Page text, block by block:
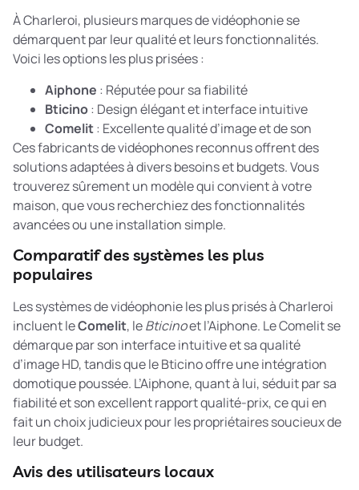
À Charleroi, plusieurs marques de vidéophonie se
démarquent par leur qualité et leurs fonctionnalités.
Voici les options les plus prisées :
Aiphone : Réputée pour sa fiabilité
Bticino: Design élégant et interface intuitive
Comelit: Excellente qualité d’image et de son
Cesfabricants de vidéophones reconnusoffrent des
solutions adaptées à divers besoins et budgets. Vous
trouverez sûrement un modèle qui convient à votre
maison, que vous recherchiez des fonctionnalités
avancées ou une installation simple.
Comparatif des systèmes les plus
populaires
Les systèmes de vidéophonie les plus prisés à Charleroi
incluent leComelit, leBticinoet l’Aiphone. Le Comelit se
démarque par son interface intuitive et sa qualité
d’image HD, tandis que le Bticino offre une intégration
domotique poussée. L’Aiphone, quant à lui, séduit par sa
fiabilité et son excellent rapport qualité-prix, ce qui en
fait un choix judicieux pour les propriétaires soucieux de
leur budget.
Avis des utilisateurs locaux